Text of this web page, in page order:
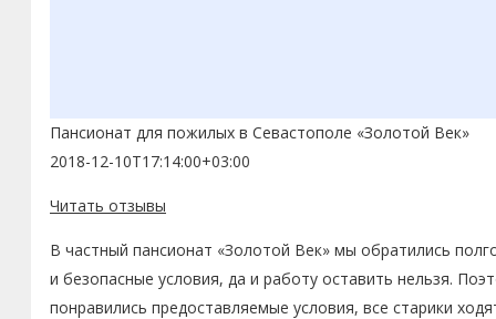
Пансионат для пожилых в Севастополе «Золотой Век»
2018-12-10T17:14:00+03:00
Читать отзывы
В частный пансионат «Золотой Век» мы обратились
и безопасные условия, да и работу оставить нельзя.
понравились предоставляемые условия, все старики